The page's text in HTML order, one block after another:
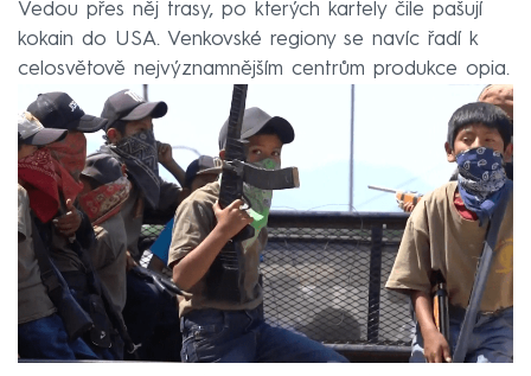
Vedou přes něj trasy, po kterých kartely čile pašují
kokain do USA. Venkovské regiony se navíc řadí k
celosvětově nejvýznamnějším centrům produkce opia.